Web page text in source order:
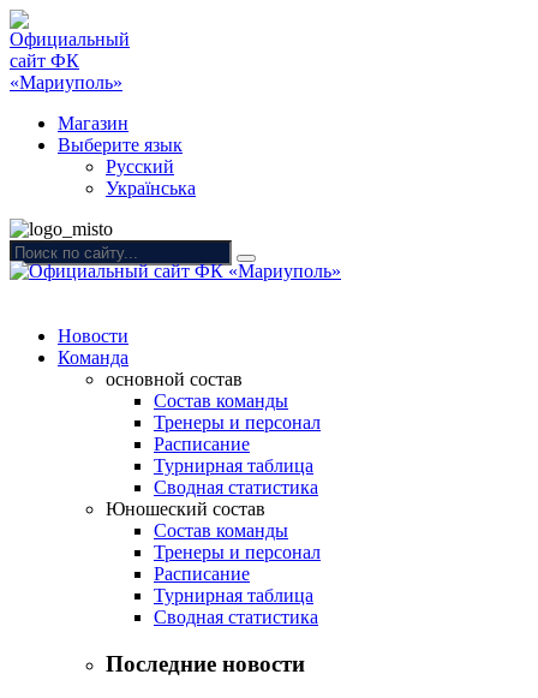
Магазин
Выберите язык
Русский
Українська
Новости
Команда
основной состав
Состав команды
Тренеры и персонал
Расписание
Турнирная таблица
Сводная статистика
Юношеский состав
Состав команды
Тренеры и персонал
Расписание
Турнирная таблица
Сводная статистика
Последние новости